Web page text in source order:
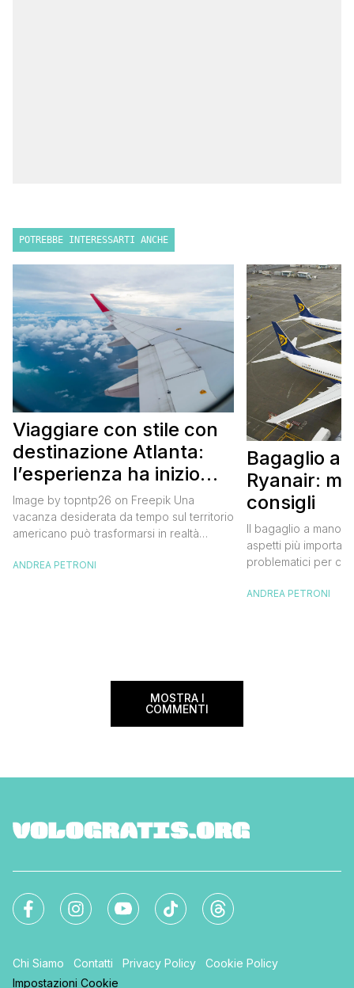
POTREBBE INTERESSARTI ANCHE
Viaggiare con stile con
destinazione Atlanta:
l’esperienza ha inizio
con un volo Air France
Image by topntp26 on Freepik Una
vacanza desiderata da tempo sul territorio
americano può trasformarsi in realtà
France. Tale realtà, fondata nel 1933, ha
ANDREA PETRONI
Bagaglio a
Ryanair:
consigli
Il bagaglio a mano
aspetti più
problematici per chi
bagaglio cambiano
ANDREA PETRONI
MOSTRA I
COMMENTI
Chi Siamo Contatti Privacy Policy
Cookie Policy
Impostazioni Cookie